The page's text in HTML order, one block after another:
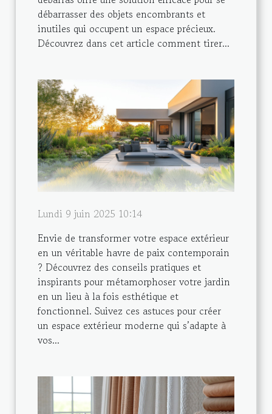
débarrasser des objets encombrants et
inutiles qui occupent un espace précieux.
Découvrez dans cet article comment tirer...
Lundi 9 juin 2025 10:14
Envie de transformer votre espace extérieur
en un véritable havre de paix contemporain
? Découvrez des conseils pratiques et
inspirants pour métamorphoser votre jardin
en un lieu à la fois esthétique et
fonctionnel. Suivez ces astuces pour créer
un espace extérieur moderne qui s’adapte à
vos...